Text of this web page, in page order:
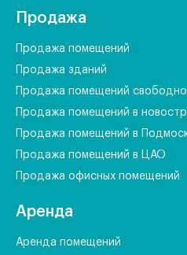
Продажа
Продажа помещений
Продажа зданий
Продажа помещений
Продажа помещений в
Продажа помещений в
Продажа помещений в ЦАО
Продажа офисных помещений
Аренда
Аренда помещений